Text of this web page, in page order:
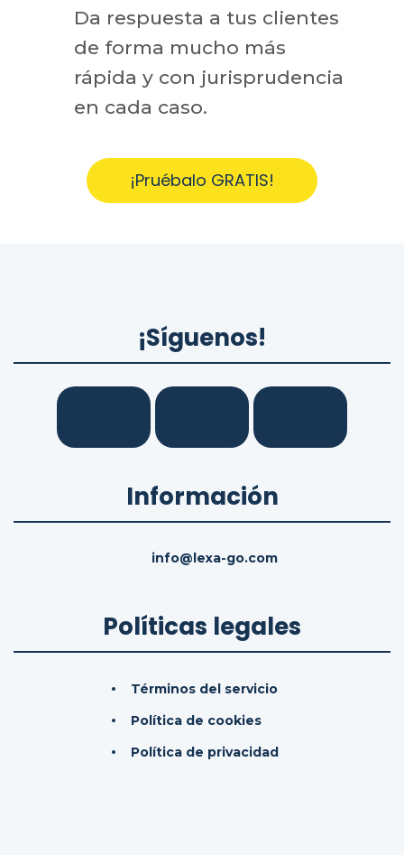
Da respuesta a tus clientes
de forma mucho más
rápida y con jurisprudencia
en cada caso.
¡Pruébalo GRATIS!
¡Síguenos!
Información
info@lexa-go.com
Políticas legales
Términos del servicio
Política de cookies
Política de privacidad